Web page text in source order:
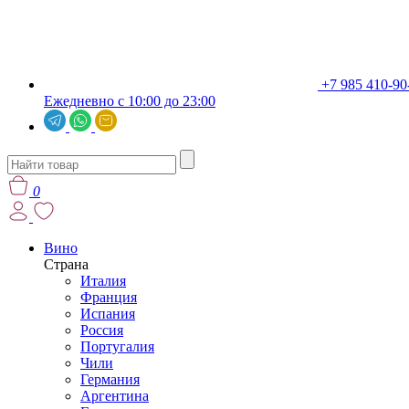
+7 985 410-
Ежедневно с 10:00 до 23:00
0
Вино
Страна
Италия
Франция
Испания
Россия
Португалия
Чили
Германия
Аргентина